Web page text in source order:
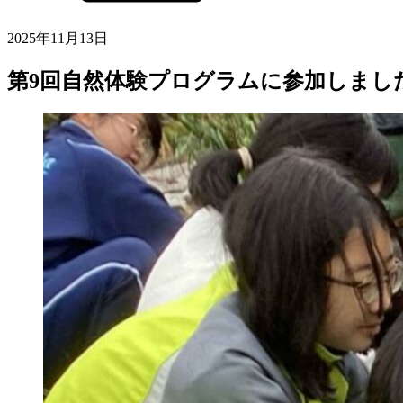
2025年11月13日
第9回自然体験プログラムに参加しまし